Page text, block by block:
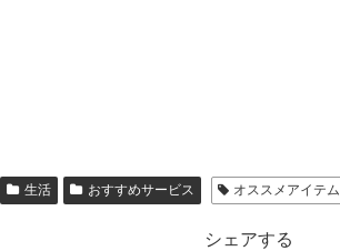
生活 おすすめサービス オススメアイテム
シェアする